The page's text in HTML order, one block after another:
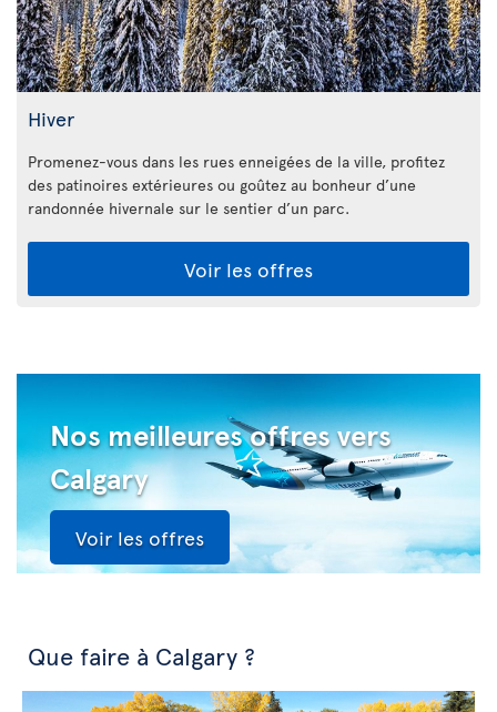
Hiver
Promenez-vous dans les rues enneigées de la ville, profitez
des patinoires extérieures ou goûtez au bonheur d’une
randonnée hivernale sur le sentier d’un parc.
Voir les offres
Nos meilleures offres vers
Calgary
Voir les offres
Que faire à Calgary ?